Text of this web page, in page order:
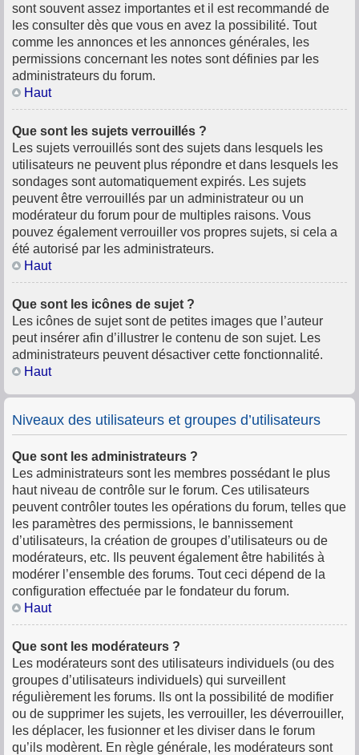
sont souvent assez importantes et il est recommandé de
les consulter dès que vous en avez la possibilité. Tout
comme les annonces et les annonces générales, les
permissions concernant les notes sont définies par les
administrateurs du forum.
Haut
Que sont les sujets verrouillés ?
Les sujets verrouillés sont des sujets dans lesquels les
utilisateurs ne peuvent plus répondre et dans lesquels les
sondages sont automatiquement expirés. Les sujets
peuvent être verrouillés par un administrateur ou un
modérateur du forum pour de multiples raisons. Vous
pouvez également verrouiller vos propres sujets, si cela a
été autorisé par les administrateurs.
Haut
Que sont les icônes de sujet ?
Les icônes de sujet sont de petites images que l’auteur
peut insérer afin d’illustrer le contenu de son sujet. Les
administrateurs peuvent désactiver cette fonctionnalité.
Haut
Niveaux des utilisateurs et groupes d’utilisateurs
Que sont les administrateurs ?
Les administrateurs sont les membres possédant le plus
haut niveau de contrôle sur le forum. Ces utilisateurs
peuvent contrôler toutes les opérations du forum, telles que
les paramètres des permissions, le bannissement
d’utilisateurs, la création de groupes d’utilisateurs ou de
modérateurs, etc. Ils peuvent également être habilités à
modérer l’ensemble des forums. Tout ceci dépend de la
configuration effectuée par le fondateur du forum.
Haut
Que sont les modérateurs ?
Les modérateurs sont des utilisateurs individuels (ou des
groupes d’utilisateurs individuels) qui surveillent
régulièrement les forums. Ils ont la possibilité de modifier
ou de supprimer les sujets, les verrouiller, les déverrouiller,
les déplacer, les fusionner et les diviser dans le forum
qu’ils modèrent. En règle générale, les modérateurs sont